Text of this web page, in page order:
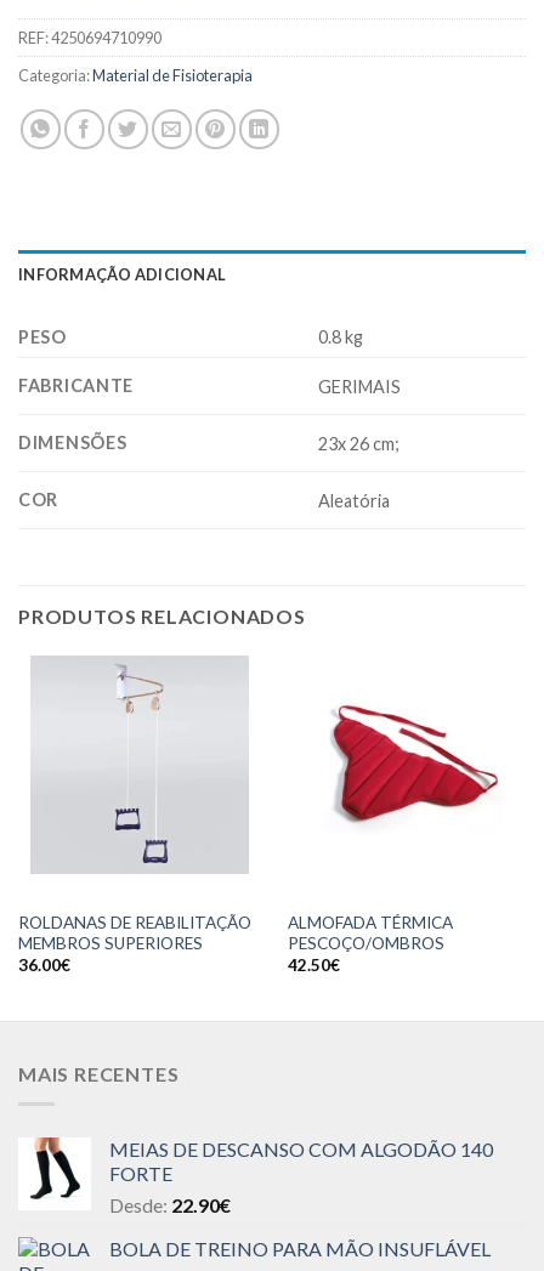
REF:4250694710990
Categoria:Material de Fisioterapia
INFORMAÇÃO ADICIONAL
PESO 0.8 kg
FABRICANTE GERIMAIS
DIMENSÕES 23x 26 cm;
COR Aleatória
PRODUTOS RELACIONADOS
ROLDANAS DE REABILITAÇÃO
MEMBROS SUPERIORES
36.00€
ALMOFADA TÉRMICA
PESCOÇO/OMBROS
42.50€
MAIS RECENTES
MEIAS DE DESCANSO COM ALGODÃO 140
FORTE
Desde: 22.90€
BOLA DE TREINO PARA MÃO INSUFLÁVEL